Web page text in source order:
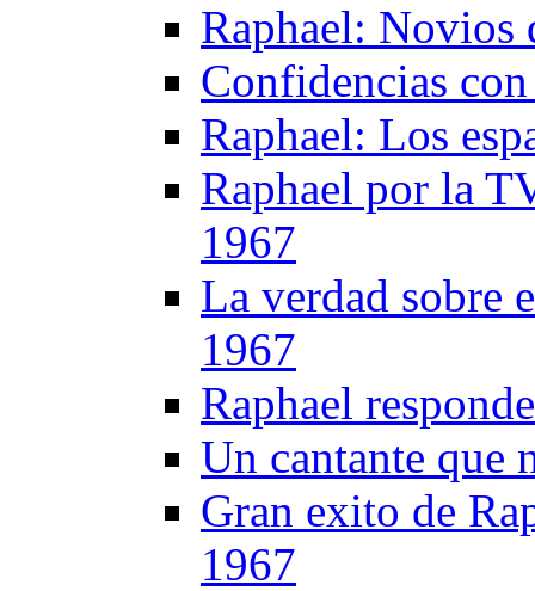
Raphael: Novios
Confidencias
Raphael: Los
Raphael por la
1967
La verdad sobre
1967
Raphael
Un cantante que
Gran exito de
1967